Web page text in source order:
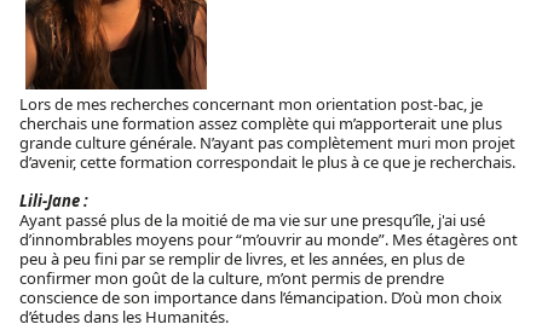
Lors de mes recherches concernant mon orientation post-bac, je
cherchais une formation assez complète qui m’apporterait une plus
grande culture générale. N’ayant pas complètement muri mon projet
d’avenir, cette formation correspondait le plus à ce que je recherchais.
Lili-Jane :
Ayant passé plus de la moitié de ma vie sur une presqu’île, j'ai usé
d’innombrables moyens pour “m’ouvrir au monde”. Mes étagères ont
peu à peu fini par se remplir de livres, et les années, en plus de
confirmer mon goût de la culture, m’ont permis de prendre
conscience de son importance dans l’émancipation. D’où mon choix
d’études dans les Humanités.